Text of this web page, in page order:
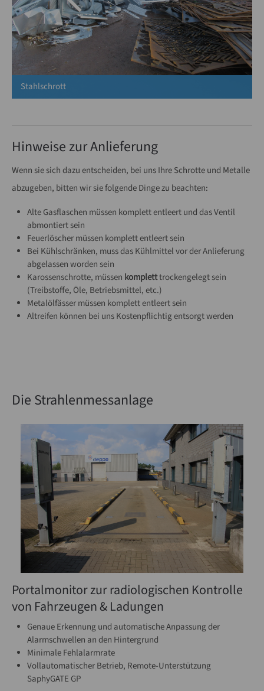
Stahlschrott
Hinweise zur Anlieferung
Wenn sie sich dazu entscheiden, bei uns Ihre Schrotte und Metalle
abzugeben, bitten wir sie folgende Dinge zu beachten:
Alte Gasflaschen müssen komplett entleert und das Ventil
abmontiert sein
Feuerlöscher müssen komplett entleert sein
Bei Kühlschränken, muss das Kühlmittel vor der Anlieferung
abgelassen worden sein
Karossenschrotte, müssen kompletttrockengelegt sein
(Treibstoffe, Öle, Betriebsmittel, etc.)
Metalölfässer müssen komplett entleert sein
Altreifen können bei uns Kostenpflichtig entsorgt werden
Die Strahlenmessanlage
Portalmonitor zur radiologischen Kontrolle
von Fahrzeugen & Ladungen
Genaue Erkennung und automatische Anpassung der
Alarmschwellen an den Hintergrund
Minimale Fehlalarmrate
Vollautomatischer Betrieb, Remote-Unterstützung
SaphyGATE GP